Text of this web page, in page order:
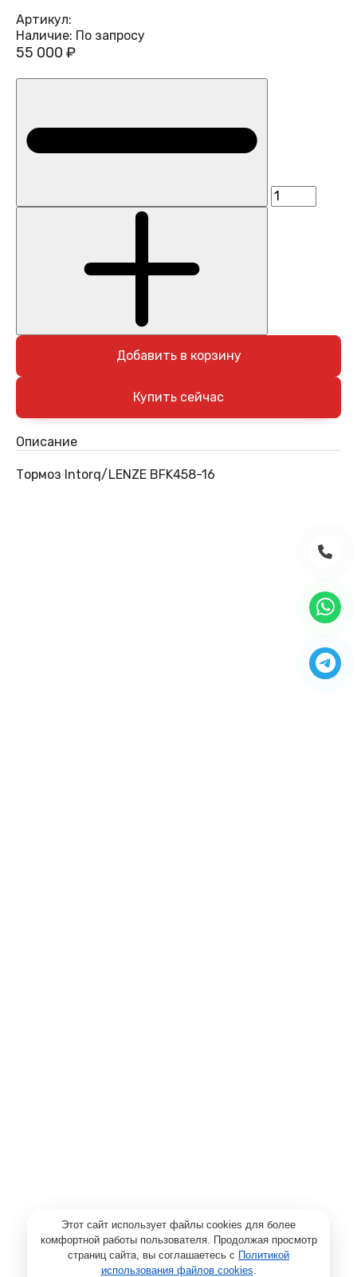
Артикул:
Наличие: По запросу
55 000 ₽
Добавить в корзину
Описание
Тормоз Intorq/LENZE BFK458-16
Этот сайт использует файлы cookies для более
комфортной работы пользователя. Продолжая просмотр
страниц сайта, вы соглашаетесь с Политикой
использования файлов cookies.